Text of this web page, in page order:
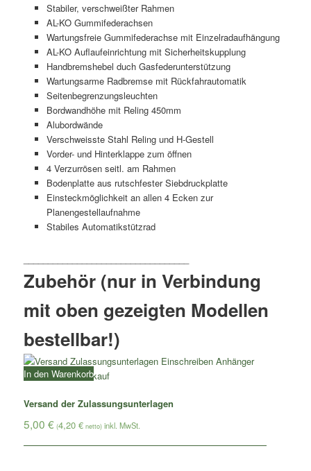
Stabiler, verschweißter Rahmen
AL-KO Gummifederachsen
Wartungsfreie Gummifederachse mit Einzelradaufhängung
AL-KO Auflaufeinrichtung mit Sicherheitskupplung
Handbremshebel duch Gasfederunterstützung
Wartungsarme Radbremse mit Rückfahrautomatik
Seitenbegrenzungsleuchten
Bordwandhöhe mit Reling 450mm
Alubordwände
Verschweisste Stahl Reling und H-Gestell
Vorder- und Hinterklappe zum öffnen
4 Verzurrösen seitl. am Rahmen
Bodenplatte aus rutschfester Siebdruckplatte
Einsteckmöglichkeit an allen 4 Ecken zur
Planengestellaufnahme
Stabiles Automatikstützrad
Zubehör (nur in Verbindung
mit oben gezeigten Modellen
bestellbar!)
Versand der Zulassungsunterlagen
5,00€ (4,20€ netto)
In den Warenkorb